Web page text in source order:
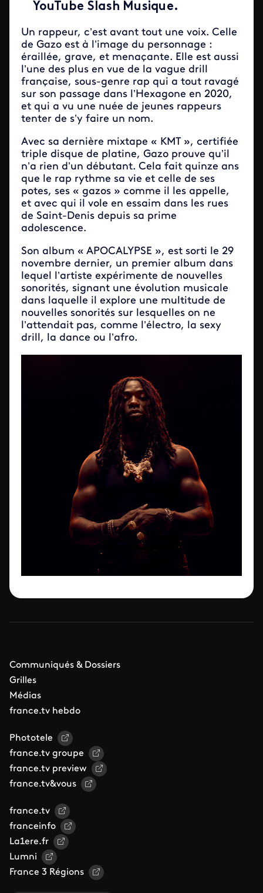
YouTube Slash Musique.
Un rappeur, c’est avant tout une voix. Celle
de Gazo est à l’image du personnage :
éraillée, grave, et menaçante. Elle est aussi
l’une des plus en vue de la vague drill
française, sous-genre rap qui a tout ravagé
sur son passage dans l’Hexagone en 2020,
et qui a vu une nuée de jeunes rappeurs
tenter de s’y faire un nom.
Avec sa dernière mixtape « KMT », certifiée
triple disque de platine, Gazo prouve qu’il
n’a rien d’un débutant. Cela fait quinze ans
que le rap rythme sa vie et celle de ses
potes, ses « gazos » comme il les appelle,
et avec qui il vole en essaim dans les rues
de Saint-Denis depuis sa prime
adolescence.
Son album « APOCALYPSE », est sorti le 29
novembre dernier, un premier album dans
lequel l’artiste expérimente de nouvelles
sonorités, signant une évolution musicale
dans laquelle il explore une multitude de
nouvelles sonorités sur lesquelles on ne
l’attendait pas, comme l’électro, la sexy
drill, la dance ou l’afro.
Communiqués & Dossiers
Grilles
Médias
france.tv hebdo
Phototele
france.tv groupe
france.tv preview
france.tv&vous
france.tv
franceinfo
La1ere.fr
Lumni
France 3 Régions